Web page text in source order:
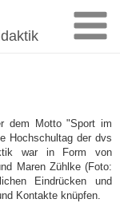
dem Motto "Sport im
Hochschultag der dvs
war in Form von
Maren Zühlke (Foto:
Eindrücken und
Kontakte knüpfen.